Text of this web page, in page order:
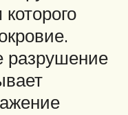
разрушение